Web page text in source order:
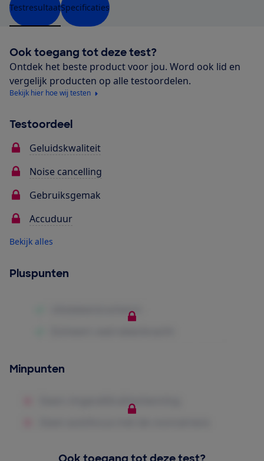
TestresultaatSpecificaties
Ook toegang tot deze test?
Ontdek het beste product voor jou. Word ook lid en
vergelijk producten op alle testoordelen.
Bekijk hier hoe wij testen
Testoordeel
Geluidskwaliteit
Noise cancelling
Gebruiksgemak
Accuduur
Bekijk alles
Pluspunten
Minpunten